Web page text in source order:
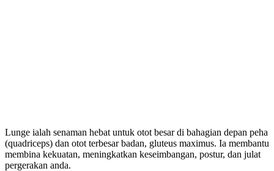
Lunge ialah senaman hebat untuk otot besar di bahagian depan peha
(quadriceps) dan otot terbesar badan, gluteus maximus. Ia membantu
membina kekuatan, meningkatkan keseimbangan, postur, dan julat
pergerakan anda.